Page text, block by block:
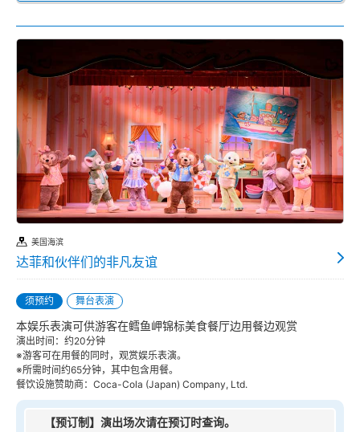
美国海滨
达菲和伙伴们的非凡友谊
须预约 舞台表演
本娱乐表演可供游客在鳕鱼岬锦标美食餐厅边用餐边观赏
演出时间：约20分钟
※游客可在用餐的同时，观赏娱乐表演。
※所需时间约65分钟，其中包含用餐。
餐饮设施赞助商：Coca-Cola (Japan) Company, Ltd.
【预订制】演出场次请在预订时查询。